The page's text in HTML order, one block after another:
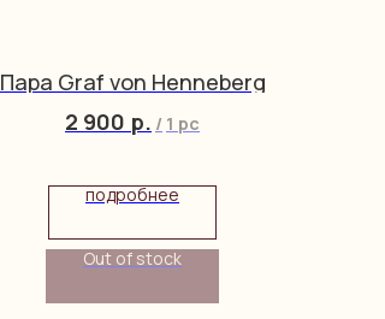
Пара Graf von Henneberg
2 900 р. / 1 pc
подробнее
Out of stock